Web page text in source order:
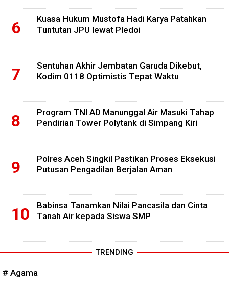
Kuasa Hukum Mustofa Hadi Karya Patahkan
Tuntutan JPU lewat Pledoi
Sentuhan Akhir Jembatan Garuda Dikebut,
Kodim 0118 Optimistis Tepat Waktu
Program TNI AD Manunggal Air Masuki Tahap
Pendirian Tower Polytank di Simpang Kiri
Polres Aceh Singkil Pastikan Proses Eksekusi
Putusan Pengadilan Berjalan Aman
Babinsa Tanamkan Nilai Pancasila dan Cinta
Tanah Air kepada Siswa SMP
TRENDING
# Agama